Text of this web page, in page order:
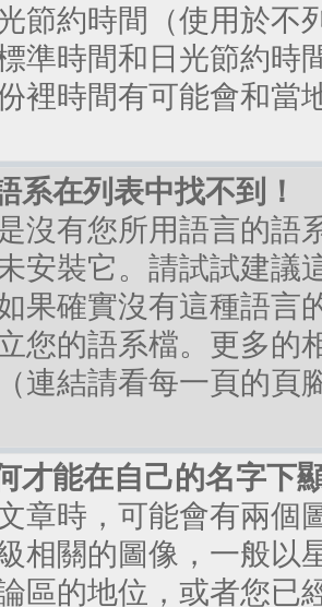
節約時間（使用於不
準時間和日光節約時
裡時間有可能會和當
系在列表中找不到！
沒有您所用語言的語
安裝它。請試試建議
果確實沒有這種語言
您的語系檔。更多的
連結請看每一頁的頁
才能在自己的名字下
章時，可能會有兩個
相關的圖像，一般以
區的地位，或者您已